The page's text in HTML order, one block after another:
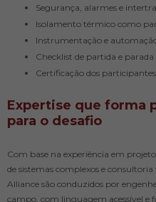
Segurança, alarmes e
Isolamento térmico como
Instrumentação e
Checklist de partida e
Certificação dos participantes
Expertise que forma
para o desafio
Com base na experiência em
de sistemas complexos e
Alliance são conduzidos por
campo, com linguagem acessível e